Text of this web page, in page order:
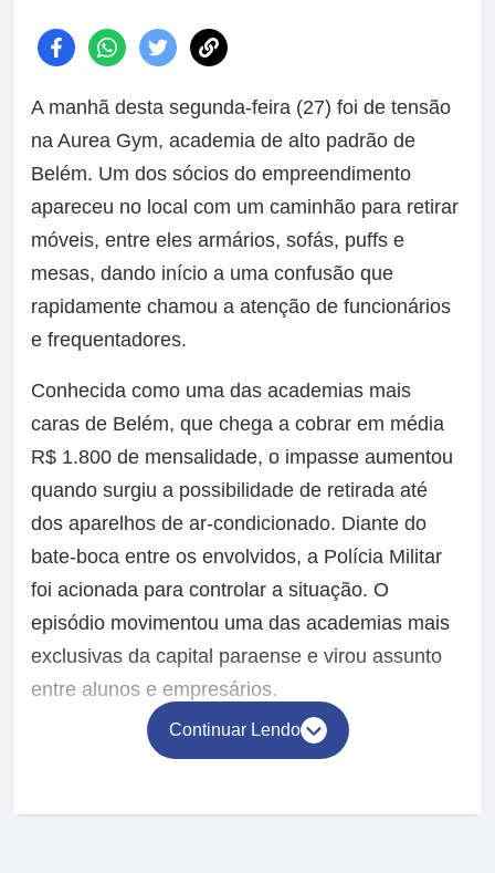
A manhã desta segunda-feira (27) foi de tensão
na Aurea Gym, academia de alto padrão de
Belém. Um dos sócios do empreendimento
apareceu no local com um caminhão para retirar
móveis, entre eles armários, sofás, puffs e
mesas, dando início a uma confusão que
rapidamente chamou a atenção de funcionários
e frequentadores.
Conhecida como uma das academias mais
caras de Belém, que chega a cobrar em média
R$ 1.800 de mensalidade, o impasse aumentou
quando surgiu a possibilidade de retirada até
dos aparelhos de ar-condicionado. Diante do
bate-boca entre os envolvidos, a Polícia Militar
foi acionada para controlar a situação. O
episódio movimentou uma das academias mais
exclusivas da capital paraense e virou assunto
entre alunos e empresários.
Continuar Lendo